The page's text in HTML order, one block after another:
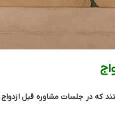
که در جلسات مشاوره قبل